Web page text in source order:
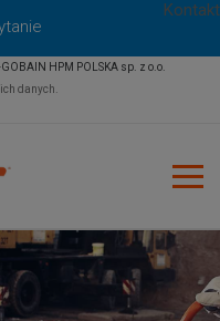
Kontakt
HPM POLSKA sp. z o.o.
danych.